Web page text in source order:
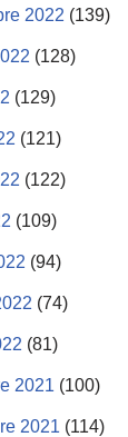
2022 (139)
(128)
(129)
(121)
(122)
(109)
(94)
(74)
(81)
2021 (100)
2021 (114)